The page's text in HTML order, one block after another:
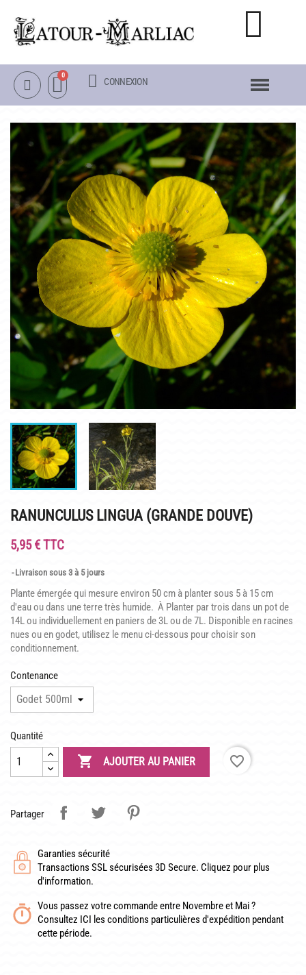
NOTRE CATALOGUE
NÉNUPHARS RUSTIQUES
NÉNUPHARS TROPICAUX
LOTUS
AUTRES PLANTES AQUATIQUES
PACKS & ACCESSOIRES
OBJETS
LA VISITE
INFOS PRATIQUES
PLAN & PHOTOS DU SITE
POUR LES ENFANTS
GROUPES ADULTES & SCOLAIRES
CAFÉ MARLIACEA
HORAIRES ET ACCÈS
NOS SOIRÉES ESTIVALES
REPAS GROUPES
HISTOIRE
LATOUR-MARLIAC
CLAUDE MONET
BIOGRAPHIE DE 1908
LES BAMBOUS
CONSEILS
DE PLANTATION
DE NOS PRÉDÉCESSEURS
CONDITIONNEMENT, GARANTIES ET DÉLAIS DE LIVRAISON
CONNEXION
RANUNCULUS LINGUA (GRANDE DOUVE)
5,95 € TTC
Livraison sous 3 à 5 jours
Plante émergée qui mesure environ 50 cm à planter sous 5 à 15 cm
d'eau ou dans une terre très humide. À Planter par trois dans un pot de
14L ou individuellement en paniers de 3L ou de 7L. Disponible en racines
nues ou en godet, utilisez le menu ci-dessous pour choisir son
conditionnement.
Contenance
Quantité
 AJOUTER AU PANIER favorite_border
Partager
Garanties sécurité
Transactions SSL sécurisées 3D Secure. Cliquez pour plus
d'information.
Vous passez votre commande entre Novembre et Mai ?
Consultez ICI les conditions particulières d'expédition pendant
cette période.